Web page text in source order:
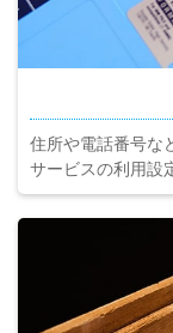
住所や電話番号な
サービスの利用設